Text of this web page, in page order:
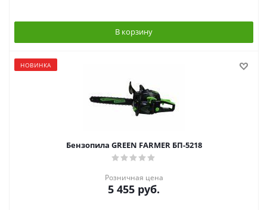
В корзину
НОВИНКА
Бензопила GREEN FARMER БП-5218
Розничная цена
5 455 руб.